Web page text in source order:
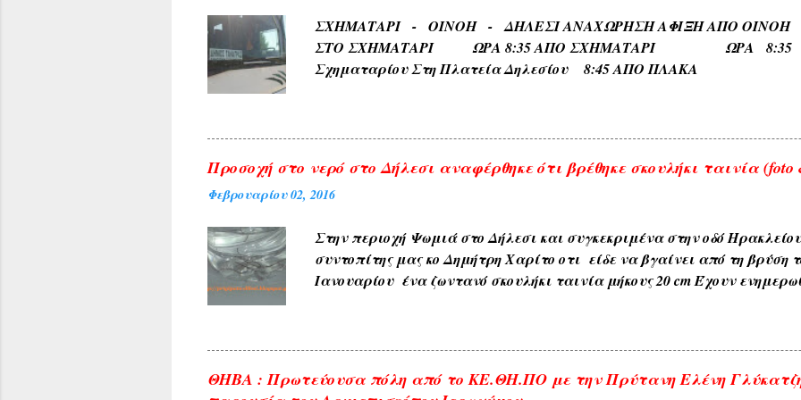
ΜΟΝΟΔΕΝΔΡΙ ) . 6) Εκ των διαφόρων τόπων που συχνάζουν τα ζώα
(Αετοράχη , Αηδονοράχη , Αετοκούκουλο ) . 7) Εκ του ...
ΣΧΗΜΑΤΑΡΙ - ΟΙΝΟΗ - ΔΗΛΕΣΙ ΑΝΑΧΩΡΗΣΗ ΑΦΙΞΗ
ΣΤΟ ΣΧΗΜΑΤΑΡΙ ΩΡΑ 8:35 ΑΠΟ ΣΧΗΜΑΤΑΡΙ ΩΡΑ 8:35
Σχηματαρίου Στη Πλατεία Δηλεσίου 8:45 ΑΠΟ ΠΛΑΚΑ
Προσοχή στο νερό στο Δήλεσι αναφέρθηκε ότι βρέθηκε σκουλήκι ταινία (foto
Φεβρουαρίου 02, 2016
Στην περιοχή Ψωμιά στο Δήλεσι και συγκεκριμένα στην οδό
συντοπίτης μας κο Δημήτρη Χαρίτο οτι είδε να βγαίνει από τη βρύση
Ιανουαρίου ένα ζωντανό σκουλήκι ταινία μήκους 20 cm Έχουν
ανακοινώνεται με κάθε επιφύλαξη ώστε να είμαστε προσεκτικότεροι
δικαιώματα παρακαλώ ενημερώστε με για την αφαίρεση τους.
ΘΗΒΑ : Πρωτεύουσα πόλη από το ΚΕ.ΘΗ.ΠΟ με την Πρύτανη Ελένη